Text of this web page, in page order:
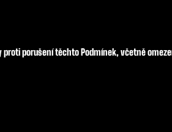
porušení těchto Podmínek, včetně